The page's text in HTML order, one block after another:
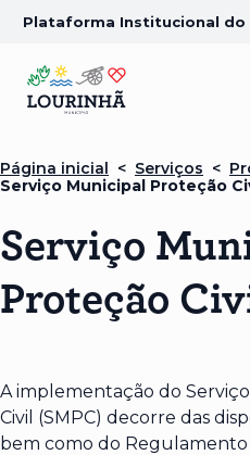
Plataforma Institucional do
Página inicial < Serviços <
Serviço Municipal Proteção
Serviço
Proteção
A implementação do
Civil (SMPC) decorre das
bem como do Regulamento